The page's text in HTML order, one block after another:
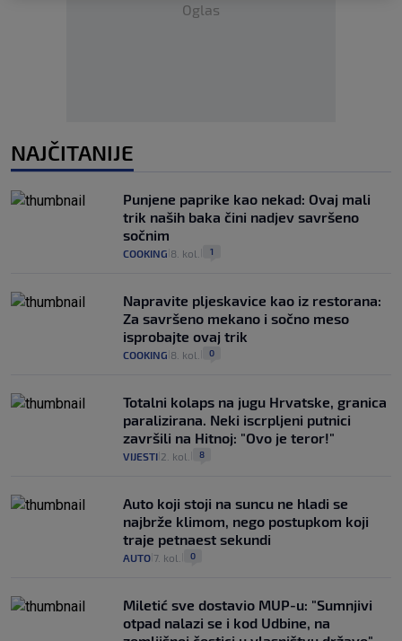
Oglas
NAJČITANIJE
Punjene paprike kao nekad: Ovaj mali
trik naših baka čini nadjev savršeno
sočnim
COOKING 8. kol. 1
Napravite pljeskavice kao iz restorana:
Za savršeno mekano i sočno meso
isprobajte ovaj trik
COOKING 8. kol. 0
Totalni kolaps na jugu Hrvatske, granica
paralizirana. Neki iscrpljeni putnici
završili na Hitnoj: "Ovo je teror!"
VIJESTI 2. kol. 8
Auto koji stoji na suncu ne hladi se
najbrže klimom, nego postupkom koji
traje petnaest sekundi
AUTO 7. kol. 0
Miletić sve dostavio MUP-u: "Sumnjivi
otpad nalazi se i kod Udbine, na